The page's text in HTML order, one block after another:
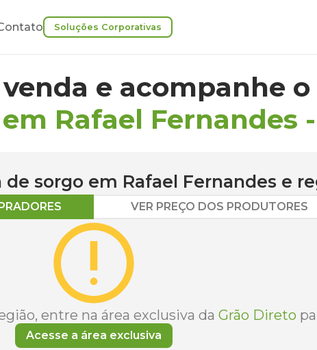
Soluções Corporativas
e acompanhe o
Rafael Fernandes -
de sorgo em Rafael Fernandes e
VER PREÇO DOS PRODUTORES
entre na área exclusiva da Grão Direto
Acesse a área exclusiva